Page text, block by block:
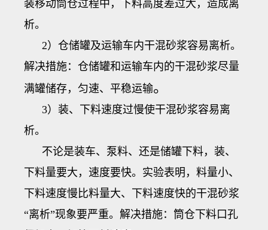
装移动筒仓过程中，下料高度差过大，造成离
析。
2）仓储罐及运输车内干混砂浆容易离析。
解决措施：仓储罐和运输车内的干混砂浆尽量
满罐储存，匀速、平稳运输。
3）装、下料速度过慢使干混砂浆容易离
析。
不论是装车、泵料、还是储罐下料，装、
下料量要大，速度要快。实验表明，料量小、
下料速度慢比料量大、下料速度快的干混砂浆
“离析”现象要严重。解决措施：筒仓下料口孔